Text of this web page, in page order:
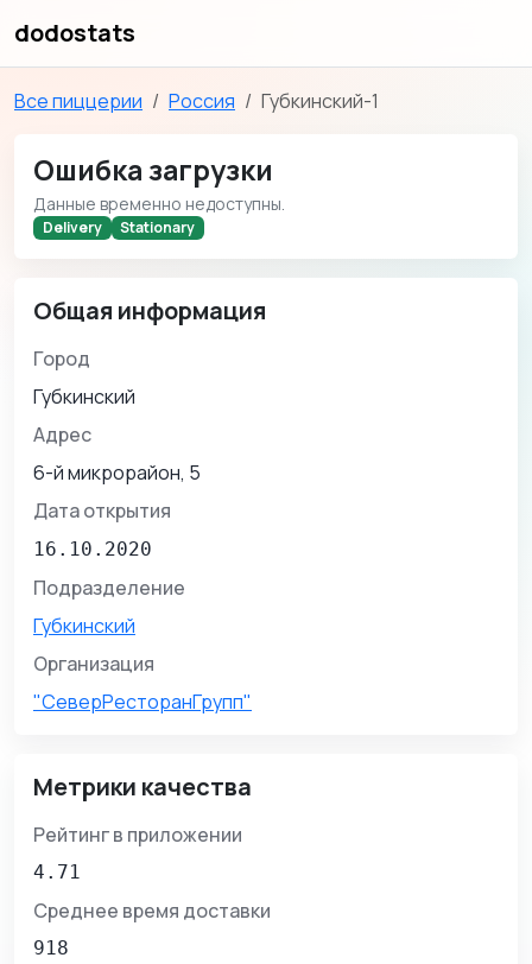
dodostats
Все пиццерии Россия Губкинский-1
Ошибка загрузки
Данные временно недоступны.
Delivery Stationary
Общая информация
Город
Губкинский
Адрес
6-й микрорайон, 5
Дата открытия
16.10.2020
Подразделение
Губкинский
Организация
"СеверРесторанГрупп"
Метрики качества
Рейтинг в приложении
4.71
Среднее время доставки
918